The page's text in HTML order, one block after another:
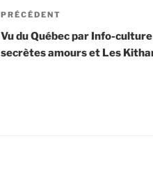
Navigation
de
l’article
Article
précédent
PRÉCÉDENT
Vu du Québec par Info-culture
secrètes amours et Les